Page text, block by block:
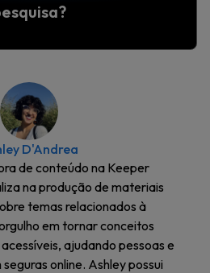
D'Andrea
de conteúdo na Keeper
na produção de materiais
temas relacionados à
em tornar conceitos
ajudando pessoas e
online. Ashley possui